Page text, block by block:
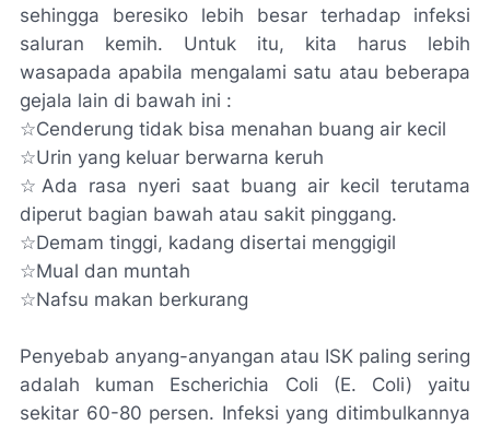
sehingga beresiko lebih besar terhadap infeksi
saluran kemih. Untuk itu, kita harus lebih
wasapada apabila mengalami satu atau beberapa
gejala lain di bawah ini :
☆Cenderung tidak bisa menahan buang air kecil
☆Urin yang keluar berwarna keruh
☆Ada rasa nyeri saat buang air kecil terutama
diperut bagian bawah atau sakit pinggang.
☆Demam tinggi, kadang disertai menggigil
☆Mual dan muntah
☆Nafsu makan berkurang
Penyebab anyang-anyangan atau ISK paling sering
adalah kuman Escherichia Coli (E. Coli)yaitu
sekitar 60-80 persen. Infeksi yang ditimbulkannya